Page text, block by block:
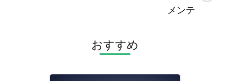
メンテ
おすすめ